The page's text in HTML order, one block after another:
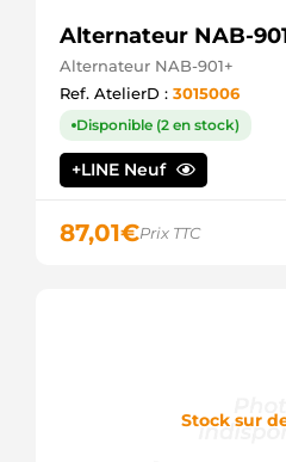
Alternateur NAB-
Alternateur NAB-901+
Ref. AtelierD : 3015006
Disponible (2 en stock)
+LINE Neuf
87,01€Prix TTC
Stock sur